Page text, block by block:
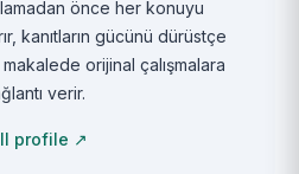
önce her konuyu
kanıtların gücünü dürüstçe
orijinal çalışmalara
verir.
profile ↗